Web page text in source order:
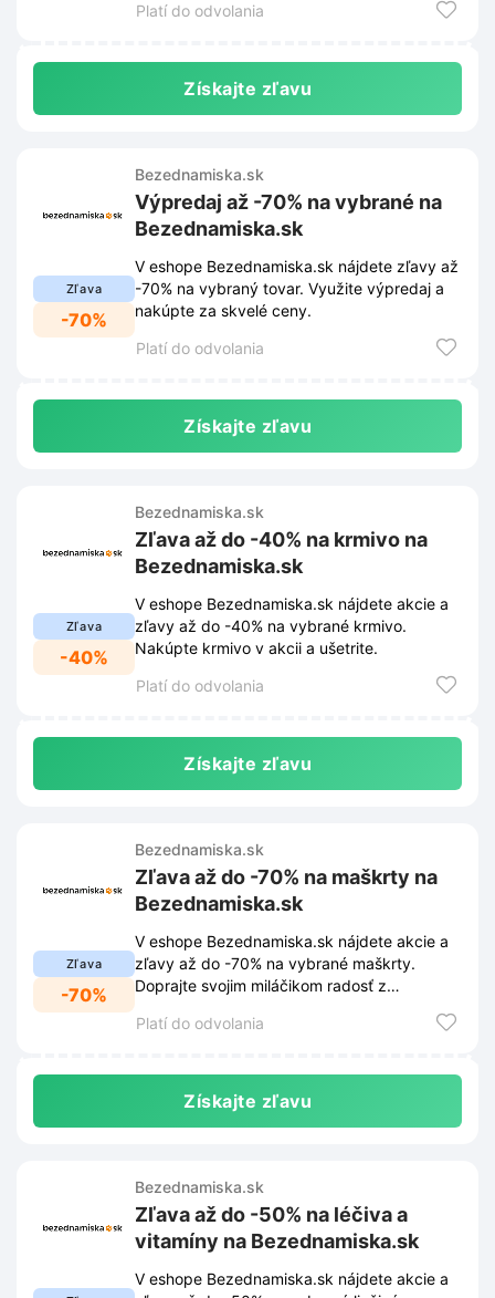
obchodom. Tieto podmienky sú uverejnené
Platí do odvolania
Získajte zľavu
Zľava
-70%
Bezednamiska.sk
Výpredaj až -70% na vybrané na
Bezednamiska.sk
V eshope Bezednamiska.sk nájdete zľavy až
-70% na vybraný tovar. Využite výpredaj a
nakúpte za skvelé ceny.
Platí do odvolania
Získajte zľavu
Zľava
-40%
Bezednamiska.sk
Zľava až do -40% na krmivo na
Bezednamiska.sk
V eshope Bezednamiska.sk nájdete akcie a
zľavy až do -40% na vybrané krmivo.
Nakúpte krmivo v akcii a ušetrite.
Platí do odvolania
Získajte zľavu
Zľava
-70%
Bezednamiska.sk
Zľava až do -70% na maškrty na
Bezednamiska.sk
V eshope Bezednamiska.sk nájdete akcie a
zľavy až do -70% na vybrané maškrty.
Doprajte svojim miláčikom radosť z
Platí do odvolania
Získajte zľavu
Bezednamiska.sk
Zľava až do -50% na léčiva a
vitamíny na Bezednamiska.sk
V eshope Bezednamiska.sk nájdete akcie a